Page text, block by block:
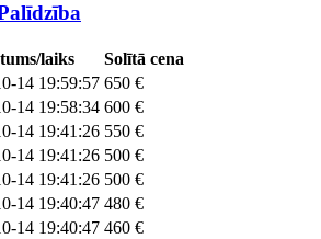
laiks
Solītā cena
14 19:59:57 650 €
14 19:58:34 600 €
14 19:41:26 550 €
14 19:41:26 500 €
14 19:41:26 500 €
14 19:40:47 480 €
14 19:40:47 460 €